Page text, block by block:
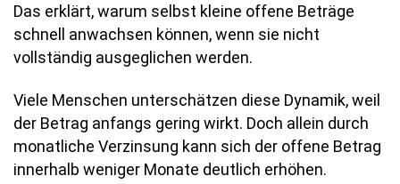
Das erklärt, warum selbst kleine offene Beträge
schnell anwachsen können, wenn sie nicht
vollständig ausgeglichen werden.
Viele Menschen unterschätzen diese Dynamik, weil
der Betrag anfangs gering wirkt. Doch allein durch
monatliche Verzinsung kann sich der offene Betrag
innerhalb weniger Monate deutlich erhöhen.